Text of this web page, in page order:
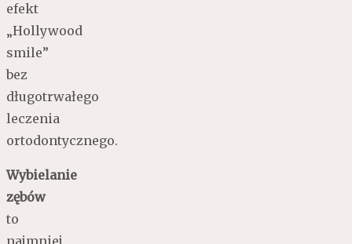
efekt
„Hollywood
smile”
bez
długotrwałego
leczenia
ortodontycznego.
Wybielanie
zębów
to